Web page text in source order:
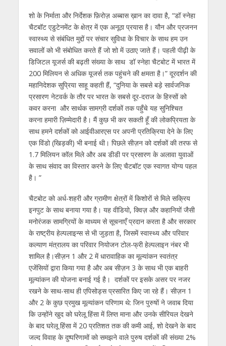
शो के निर्माता और निर्देशक फ़िरोज़ अब्बास ख़ान का दावा है, “डॉ स्नेहा
चैटबॉट एडुटेनमेंट के क्षेत्र में एक अनूठा प्रयास है। यौन और प्रजनन
स्वास्थ्य से संबंधित मुद्दों पर संचार सुविधा के विचार के साथ हम उन
सवालों को भी संबोधित करते हैं जो शो में उठाए जाते हैं। पहली पीढ़ी के
डिजिटल यूजर्स की बढ़ती संख्या के साथ डॉ स्नेहा चैटबोट में भारत में
200 मिलियन से अधिक यूजर्स तक पहुंचने की क्षमता है।” दूरदर्शन की
महानिदेशक सुप्रिया साहू कहती हैं, “दुनिया के सबसे बड़े सार्वजनिक
प्रसारण नेटवर्क के तौर पर भारत के सबसे दूर-दराज के हिस्सों को
कवर करना और सार्थक सामग्री दर्शकों तक पहुँचे यह सुनिश्चित
करना हमारी ज़िम्मेदारी है। मैं कुछ भी कर सकती हूँ की लोकप्रियता के
साथ हमने दर्शकों को आईवीआरएस पर अपनी प्रतिक्रिया देने के लिए
एक विंडो (खिड़की) भी बनाई थी। पिछले सीज़न को दर्शकों की तरफ से
1.7 मिलियन कॉल मिले और अब डीडी पर प्रसारण के अलावा युवाओं
के साथ संवाद का विस्तार करने के लिए चैटबॉट एक स्वागत योग्य पहल
है। ”
चैटबोट को अर्ध-शहरी और ग्रामीण क्षेत्रों में किशोरों से मिले सक्रिय
इनपुट के साथ बनाया गया है। यह वीडियो, क्विज़ और कहानियों जैसी
मनोरंजक सामग्रियों के माध्यम से सूचनाएँ प्रदान करता है और सरकार
के राष्ट्रीय हेल्पलाइन्स से भी जुड़ता है, जिसमें स्वास्थ्य और परिवार
कल्याण मंत्रालय का परिवार नियोजन टोल-फ्री हेल्पलाइन नंबर भी
शामिल है।सीज़न 1 और 2 में धारावाहिक का मूल्यांकन स्वतंत्र
एजेंसियों द्वारा किया गया है और अब सीज़न 3 के साथ भी एक बाहरी
मूल्यांकन की योजना बनाई गई है। दर्शकों पर इसके असर पर नजर
रखने के साथ-साथ ही एपिसोड्स प्रसारित किए जा रहे हैं। सीज़न 1
और 2 के कुछ प्रमुख मूल्यांकन परिणाम थे: जिन पुरुषों ने जवाब दिया
कि उन्होंने खुद को घरेलू हिंसा में लिप्त माना और उनके सीरियल देखने
के बाद घरेलू हिंसा में 20 प्रतिशत तक की कमी आई, शो देखने के बाद
जल्द विवाह के दुष्परिणामों को समझने वाले पुरुष दर्शकों की संख्या 2%